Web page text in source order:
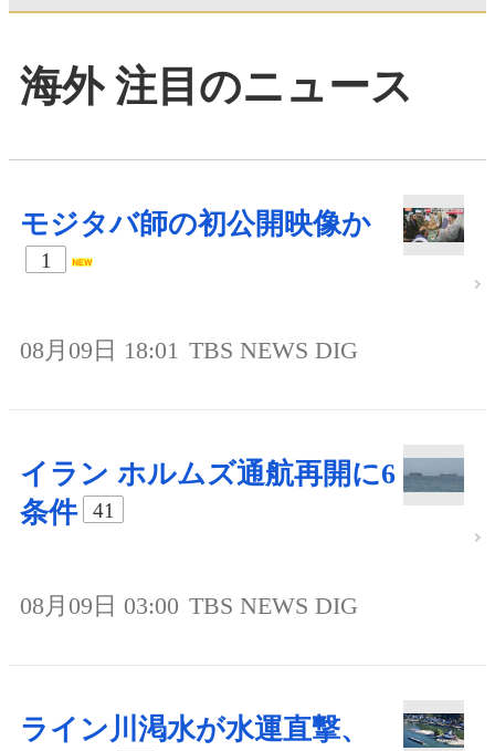
海外 注目のニュース
モジタバ師の初公開映像か
1
08月09日 18:01 TBS NEWS DIG
イラン ホルムズ通航再開に6
条件
41
08月09日 03:00 TBS NEWS DIG
ライン川渇水が水運直撃、